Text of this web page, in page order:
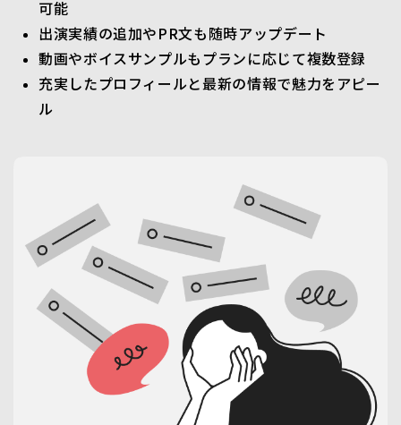
可能
出演実績の追加やPR文も随時アップデート
動画やボイスサンプルもプランに応じて複数登録
充実したプロフィールと最新の情報で魅力をアピー
ル